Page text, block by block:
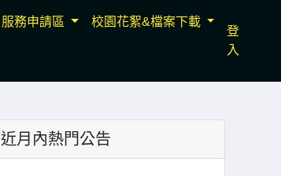
服務申請區 校園花絮&檔案下載
登
入
近月內熱門公告